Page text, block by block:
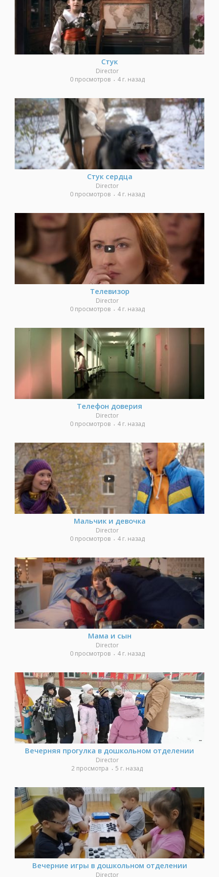
Стук
Director
0 просмотров
4 г. назад
Стук сердца
Director
0 просмотров
4 г. назад
Телевизор
Director
0 просмотров
4 г. назад
Телефон доверия
Director
0 просмотров
4 г. назад
Мальчик и девочка
Director
0 просмотров
4 г. назад
Мама и сын
Director
0 просмотров
4 г. назад
Вечерняя прогулка в дошкольном отделении
Director
2 просмотра
5 г. назад
Вечерние игры в дошкольном отделении
Director